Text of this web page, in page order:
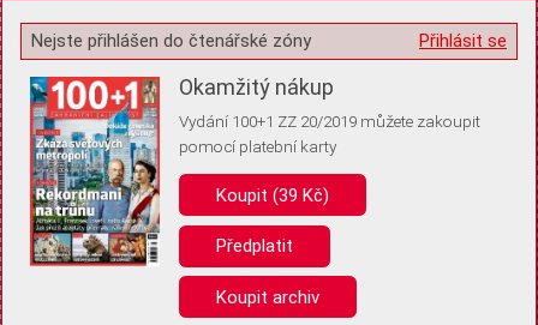
Žádost o souhlas s ukládáním volitelných informací
Pro základní fungování webu nepotřebujeme ukládat žádné informace
(tzv. cookies apod.). Rádi bychom vás ale požádali o souhlas s
uložením volitelných informací:
Anonymní unikátní ID
Díky němu příště poznáme, že se jedná o stejné zařízení, a
Přihlásit se
Nejste přihlášen do čtenářské zóny
Okamžitý nákup
Vydání 100+1 ZZ 20/2019 můžete zakoupit
pomocí platební karty
Koupit (39 Kč)
Předplatit
Koupit archiv